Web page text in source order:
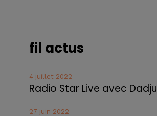
fil actus
4 juillet 2022
Radio Star Live avec Dadju
27 juin 2022